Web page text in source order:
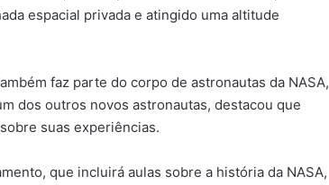
espacial privada e atingido uma altitude
faz parte do corpo de astronautas da NASA,
dos outros novos astronautas, destacou que
suas experiências.
que incluirá aulas sobre a história da NASA,